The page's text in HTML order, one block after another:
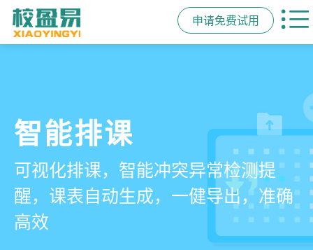
申请免费试用
管学校，用校盈易
培训机构教务管理系
统
有效提升运营管理效率45%
智能排课
可视化排课，智能冲突异常检测提
醒，课表自动生成，一健导出，准确
高效
课时统计
学员签到同步扣减课时，老师带课量
自动统计、汇总，数据清晰可查免扯
皮
家校互动
一部手机链接教师、学员、家长，沟
通互动零距离，服务贴心铸口碑促续
费